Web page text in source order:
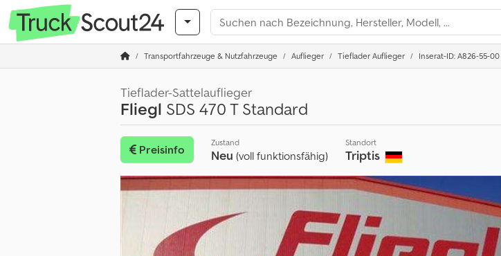
Transportfahrzeuge & Nutzfahrzeuge Auflieger Tieflader Auflieger Inserat-ID: A826-55-00
Tieflader-Sattelauflieger
Fliegl SDS 470 T Standard
Preisinfo
Zustand
Neu (voll funktionsfähig)
Standort
Triptis